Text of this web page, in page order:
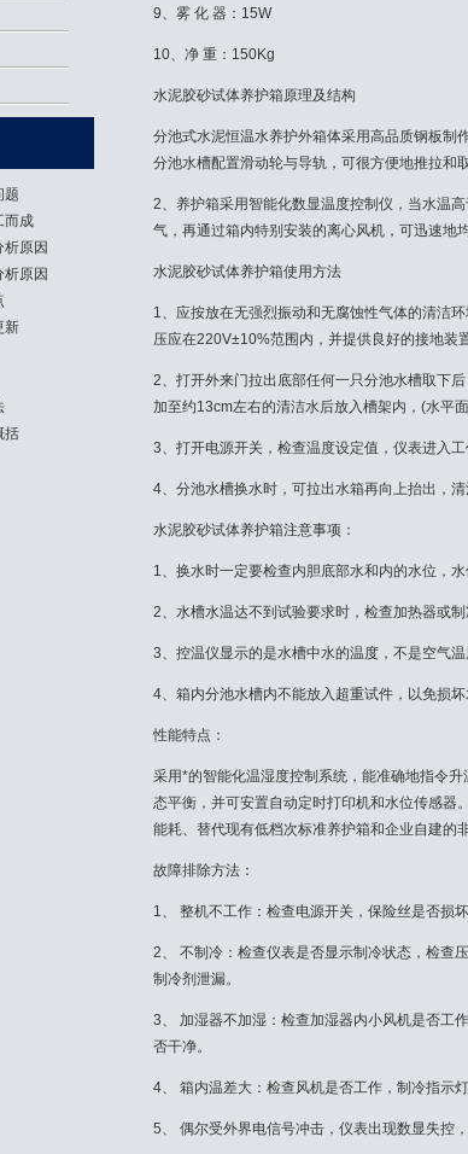
题
而成
析原因
析原因
新
括
9、雾 化 器：15W
10、净 重：150Kg
水泥胶砂试体养护箱原理及结构
分池式水泥恒温水养护外箱体采用高品质钢板制
分池水槽配置滑动轮与导轨，可很方便地推拉和取
2、养护箱采用智能化数显温度控制仪，当水温
气，再通过箱内特别安装的离心风机，可迅速地
水泥胶砂试体养护箱使用方法
1、应按放在无强烈振动和无腐蚀性气体的清洁
压应在220V±10%范围内，并提供良好的接地装
2、打开外来门拉出底部任何一只分池水槽取下
加至约13cm左右的清洁水后放入槽架内，(水平
3、打开电源开关，检查温度设定值，仪表进入
4、分池水槽换水时，可拉出水箱再向上抬出，
水泥胶砂试体养护箱注意事项：
1、换水时一定要检查内胆底部水和内的水位，
2、水槽水温达不到试验要求时，检查加热器或制
3、控温仪显示的是水槽中水的温度，不是空气温
4、箱内分池水槽内不能放入超重试件，以免损
性能特点：
采用*的智能化温湿度控制系统，能准确地指令
态平衡，并可安置自动定时打印机和水位传感器
能耗、替代现有低档次标准养护箱和企业自建的
故障排除方法：
1、 整机不工作：检查电源开关，保险丝是否损坏
2、 不制冷：检查仪表是否显示制冷状态，检查
制冷剂泄漏。
3、 加湿器不加湿：检查加湿器内小风机是否工
否干净。
4、 箱内温差大：检查风机是否工作，制冷指示
5、 偶尔受外界电信号冲击，仪表出现数显失控